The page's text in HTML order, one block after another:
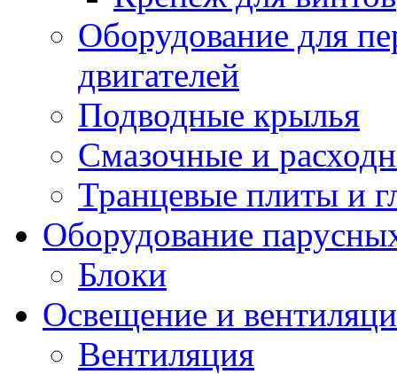
Оборудование для
двигателей
Подводные крылья
Смазочные и
Транцевые плиты и
Оборудование
Блоки
Освещение и
Вентиляция